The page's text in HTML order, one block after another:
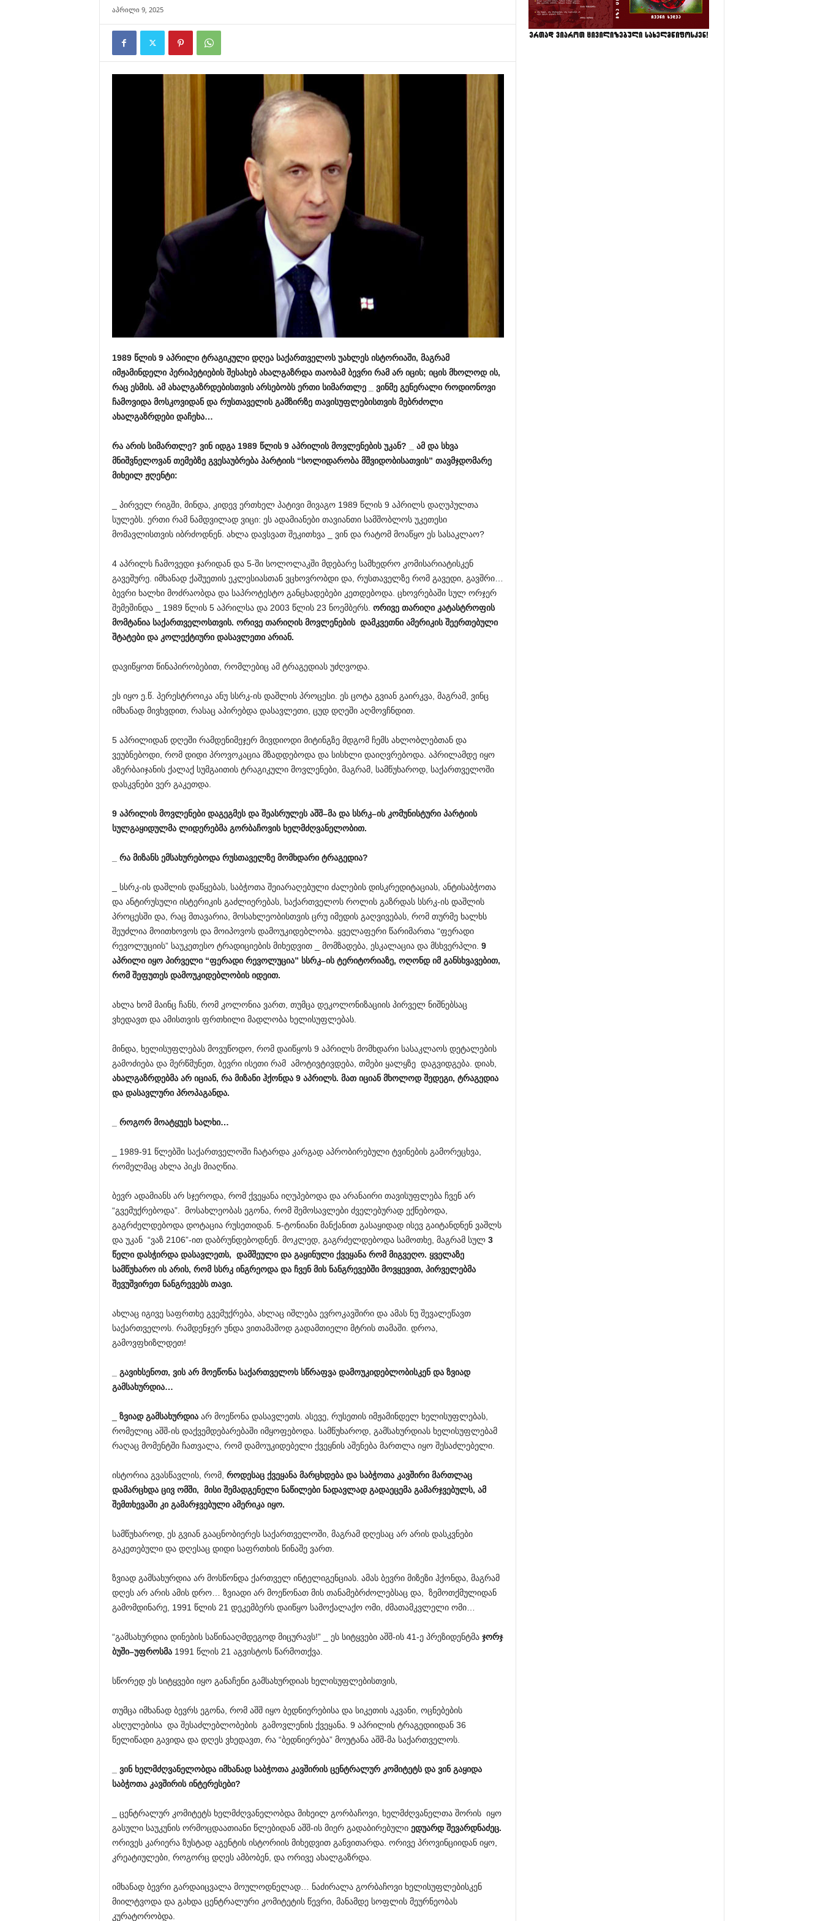
აპრილი 9, 2025
1989 წლის9 აპრილი ტრაგიკული დღეა საქართველოს უახლეს ისტორიაში, მაგრამ
იმჟამინდელი პერიპეტიების შესახებ ახალგაზრდა თაობამ ბევრი რამ არ იცის; იცის მხოლოდ ის,
რაც ესმის. ამ ახალგაზრდებისთვის არსებობს ერთი სიმართლე_ ვინმე გენერალი როდიონოვი
ჩამოვიდა მოსკოვიდან და რუსთაველის გამზირზე თავისუფლებისთვის მებრძოლი
ახალგაზრდები დაჩეხა…
რა არის სიმართლე? ვინ იდგა1989 წლის9 აპრილის მოვლენების უკან? _ ამ და სხვა
მნიშვნელოვან თემებზე გვესაუბრება პარტიის“სოლიდარობა მშვიდობისათვის” თავმჯდომარე
მიხეილ ჟღენტი:
_ პირველ რიგში, მინდა, კიდევ ერთხელ პატივი მივაგო 1989 წლის 9 აპრილს დაღუპულთა
სულებს. ერთი რამ ნამდვილად ვიცი: ეს ადამიანები თავიანთი სამშობლოს უკეთესი
მომავლისთვის იბრძოდნენ. ახლა დავსვათ შეკითხვა _ ვინ და რატომ მოაწყო ეს სასაკლაო?
4 აპრილს ჩამოვედი ჯარიდან და 5-ში სოლოლაკში მდებარე სამხედრო კომისარიატისკენ
გავეშურე. იმხანად ქაშუეთის ეკლესიასთან ვცხოვრობდი და, რუსთაველზე რომ გავედი, გავშრი…
ბევრი ხალხი მოძრაობდა და საპროტესტო განცხადებები კეთდებოდა. ცხოვრებაში სულ ორჯერ
შემეშინდა _ 1989 წლის 5 აპრილსა და 2003 წლის 23 ნოემბერს. ორივე თარიღი კატასტროფის
მომტანია საქართველოსთვის. ორივე თარიღის მოვლენების დამკვეთნი ამერიკის შეერთებული
შტატები და კოლექტიური დასავლეთი არიან.
დავიწყოთ წინაპირობებით, რომლებიც ამ ტრაგედიას უძღვოდა.
ეს იყო ე.წ. პერესტროიკა ანუ სსრკ-ის დაშლის პროცესი. ეს ცოტა გვიან გაირკვა, მაგრამ, ვინც
იმხანად მივხვდით, რასაც აპირებდა დასავლეთი, ცუდ დღეში აღმოვჩნდით.
5 აპრილიდან დღეში რამდენიმეჯერ მივდიოდი მიტინგზე მდგომ ჩემს ახლობლებთან და
ვეუბნებოდი, რომ დიდი პროვოკაცია მზადდებოდა და სისხლი დაიღვრებოდა. აპრილამდე იყო
აზერბაიჯანის ქალაქ სუმგაითის ტრაგიკული მოვლენები, მაგრამ, სამწუხაროდ, საქართველოში
დასკვნები ვერ გაკეთდა.
9 აპრილის მოვლენები დაგეგმეს და შეასრულეს აშშ–მა და სსრკ–ის კომუნისტური პარტიის
სულგაყიდულმა ლიდერებმა გორბაჩოვის ხელმძღვანელობით.
რა მიზანს ემსახურებოდა რუსთაველზე მომხდარი ტრაგედია?
_ სსრკ-ის დაშლის დაწყებას, საბჭოთა შეიარაღებული ძალების დისკრედიტაციას, ანტისაბჭოთა
და ანტირუსული ისტერიკის გაძლიერებას, საქართველოს როლის გაზრდას სსრკ-ის დაშლის
პროცესში და, რაც მთავარია, მოსახლეობისთვის ცრუ იმედის გაღვივებას, რომ თურმე ხალხს
შეუძლია მოითხოვოს და მოიპოვოს დამოუკიდებლობა. ყველაფერი წარიმართა “ფერადი
რევოლუციის” საუკეთესო ტრადიციების მიხედვით _ მომზადება, ესკალაცია და მსხვერპლი. 9
აპრილი იყო პირველი“ფერადი რევოლუცია” სსრკ–ის ტერიტორიაზე, ოღონდ იმ განსხვავებით,
რომ შეფუთეს დამოუკიდებლობის იდეით.
ახლა ხომ მაინც ჩანს, რომ კოლონია ვართ, თუმცა დეკოლონიზაციის პირველ ნიშნებსაც
ვხედავთ და ამისთვის ფრთხილი მადლობა ხელისუფლებას.
მინდა, ხელისუფლებას მოვუწოდო, რომ დაიწყოს 9 აპრილს მომხდარი სასაკლაოს დეტალების
გამოძიება და მერწმუნეთ, ბევრი ისეთი რამ ამოტივტივდება, თმები ყალყზე დაგვიდგება. დიახ,
ახალგაზრდებმა არ იციან, რა მიზანი ჰქონდა9 აპრილს. მათ იციან მხოლოდ შედეგი, ტრაგედია
და დასავლური პროპაგანდა.
როგორ მოატყუეს ხალხი…
_ 1989-91 წლებში საქართველოში ჩატარდა კარგად აპრობირებული ტვინების გამორეცხვა,
რომელმაც ახლა პიკს მიაღწია.
ბევრ ადამიანს არ სჯეროდა, რომ ქვეყანა იღუპებოდა და არანაირი თავისუფლება ჩვენ არ
“გვემუქრებოდა”. მოსახლეობას ეგონა, რომ შემოსავლები ძველებურად ექნებოდა,
გაგრძელდებოდა დოტაცია რუსეთიდან. 5-ტონიანი მანქანით გასაყიდად ისევ გაიტანდნენ ვაშლს
და უკან “ვაზ 2106”-ით დაბრუნდებოდნენ. მოკლედ, გაგრძელდებოდა სამოთხე, მაგრამ სულ 3
წელი დასჭირდა დასავლეთს, დამშეული და გაყინული ქვეყანა რომ მიგვეღო. ყველაზე
სამწუხარო ის არის, რომ სსრკ ინგრეოდა და ჩვენ მის ნანგრევებში მოვყევით, პირველებმა
შევუშვირეთ ნანგრევებს თავი.
ახლაც იგივე საფრთხე გვემუქრება, ახლაც იშლება ევროკავშირი და ამას ნუ შევალეწავთ
საქართველოს. რამდენჯერ უნდა ვითამაშოდ გადამთიელი მტრის თამაში. დროა,
გამოვფხიზლდეთ!
გავიხსენოთ, ვის არ მოეწონა საქართველოს სწრაფვა დამოუკიდებლობისკენ და ზვიად
გამსახურდია…
ზვიად გამსახურდიაარ მოეწონა დასავლეთს. ასევე, რუსეთის იმჟამინდელ ხელისუფლებას,
რომელიც აშშ-ის დაქვემდებარებაში იმყოფებოდა. სამწუხაროდ, გამსახურდიას ხელისუფლებამ
რაღაც მომენტში ჩათვალა, რომ დამოუკიდებელი ქვეყნის აშენება მართლა იყო შესაძლებელი.
ისტორია გვასწავლის, რომ, როდესაც ქვეყანა მარცხდება და საბჭოთა კავშირი მართლაც
დამარცხდა ცივ ომში, მისი შემადგენელი ნაწილები ნადავლად გადაეცემა გამარჯვებულს, ამ
შემთხევაში კი გამარჯვებული ამერიკა იყო.
სამწუხაროდ, ეს გვიან გააცნობიერეს საქართველოში, მაგრამ დღესაც არ არის დასკვნები
გაკეთებული და დღესაც დიდი საფრთხის წინაშე ვართ.
ზვიად გამსახურდია არ მოსწონდა ქართველ ინტელიგენციას. ამას ბევრი მიზეზი ჰქონდა, მაგრამ
დღეს არ არის ამის დრო… ზვიადი არ მოეწონათ მის თანამებრძოლებსაც და, ზემოთქმულიდან
გამომდინარე, 1991 წლის 21 დეკემბერს დაიწყო სამოქალაქო ომი, ძმათამკვლელი ომი…
“გამსახურდია დინების საწინააღმდეგოდ მიცურავს!” _ ეს სიტყვები აშშ-ის 41-ე პრეზიდენტმა ჯორჯ
ბუში–უფროსმა1991 წლის 21 აგვისტოს წარმოთქვა.
სწორედ ეს სიტყვები იყო განაჩენი გამსახურდიას ხელისუფლებისთვის,
თუმცა იმხანად ბევრს ეგონა, რომ აშშ იყო ბედნიერებისა და სიკეთის აკვანი, ოცნებების
ასღულებისა და შესაძლებლობების გამოვლენის ქვეყანა. 9 აპრილის ტრაგედიიდან 36
წელიწადი გავიდა და დღეს ვხედავთ, რა “ბედნიერება” მოუტანა აშშ-მა საქართველოს.
ვინ ხელმძღვანელობდა იმხანად საბჭოთა კავშირის ცენტრალურ კომიტეტს და ვინ გაყიდა
საბჭოთა კავშირის ინტერესები?
_ ცენტრალურ კომიტეტს ხელმძღვანელობდა მიხეილ გორბაჩოვი, ხელმძღვანელთა შორის იყო
გასული საუკუნის ორმოცდაათიანი წლებიდან აშშ-ის მიერ გადაბირებული ედუარდ შევარდნაძეც.
ორივეს კარიერა ზუსტად აგენტის ისტორიის მიხედვით განვითარდა. ორივე პროვინციიდან იყო,
კრეატიულები, როგორც დღეს ამბობენ, და ორივე ახალგაზრდა.
იმხანად ბევრი გარდაიცვალა მოულოდნელად… ნაძირალა გორბაჩოვი ხელისუფლებისკენ
მიილტვოდა და გახდა ცენტრალური კომიტეტის წევრი, მანამდე სოფლის მეურნეობას
კურატორობდა.